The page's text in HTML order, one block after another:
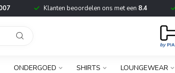
Klanten beoordelen ons met een 8.4
ONDERGOED SHIRTS LOUNGEWEAR